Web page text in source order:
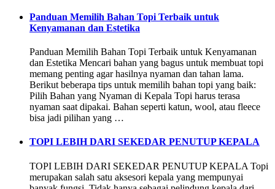
Panduan Memilih Bahan Topi Terbaik untuk
Kenyamanan dan Estetika
Panduan Memilih Bahan Topi Terbaik untuk Kenyamanan
dan Estetika Mencari bahan yang bagus untuk membuat topi
memang penting agar hasilnya nyaman dan tahan lama.
Berikut beberapa tips untuk memilih bahan topi yang baik:
Pilih Bahan yang Nyaman di Kepala Topi harus terasa
nyaman saat dipakai. Bahan seperti katun, wool, atau fleece
bisa jadi pilihan yang …
TOPI LEBIH DARI SEKEDAR PENUTUP KEPALA
TOPI LEBIH DARI SEKEDAR PENUTUP KEPALA Topi
merupakan salah satu aksesori kepala yang mempunyai